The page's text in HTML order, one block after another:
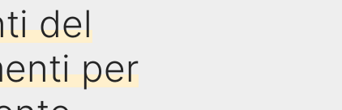
del
per